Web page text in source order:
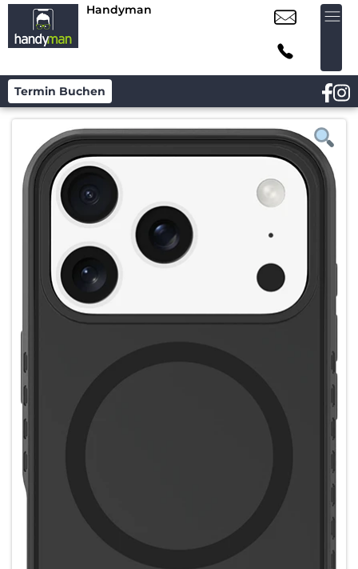
Handyman
Termin Buchen